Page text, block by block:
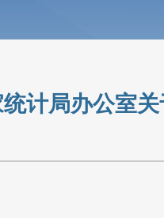
统计局办公室